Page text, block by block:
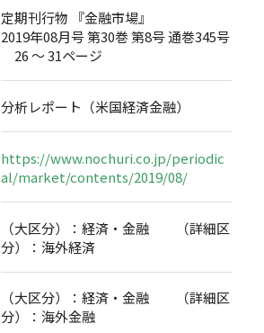
定期刊行物 『金融市場』
2019年08月号 第30巻 第8号 通巻345号
26 ～ 31ページ
分析レポート（米国経済金融）
https://www.nochuri.co.jp/periodic
al/market/contents/2019/08/
（大区分）：経済・金融 （詳細区
分）：海外経済
（大区分）：経済・金融 （詳細区
分）：海外金融